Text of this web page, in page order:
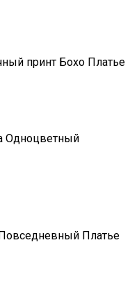
принт Бохо Платье
Одноцветный
Платье